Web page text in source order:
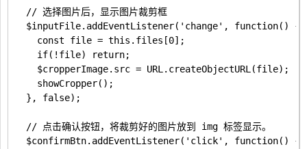
  // 选择图片后，显示图片裁剪框
  $inputFile.addEventListener('change', function() {
    const file = this.files[0];
    if(!file) return;
    $cropperImage.src = URL.createObjectURL(file);
    showCropper();
  }, false);
  // 点击确认按钮，将裁剪好的图片放到 img 标签显示。
  $confirmBtn.addEventListener('click', function() {